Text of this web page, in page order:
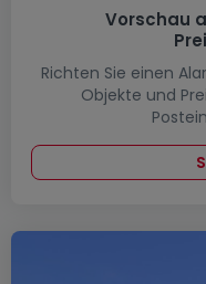
Vorschau
Richten Sie einen
Objekte und